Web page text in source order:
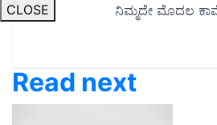
CLOSE
Read next